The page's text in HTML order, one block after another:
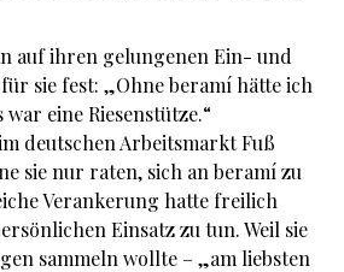
auf ihren gelungenen Ein- und
sie fest: „Ohne beramí hätte ich
eine Riesenstütze.“
deutschen Arbeitsmarkt Fuß
sie nur raten, sich an beramí zu
Verankerung hatte freilich
Einsatz zu tun. Weil sie
sammeln wollte – „am liebsten